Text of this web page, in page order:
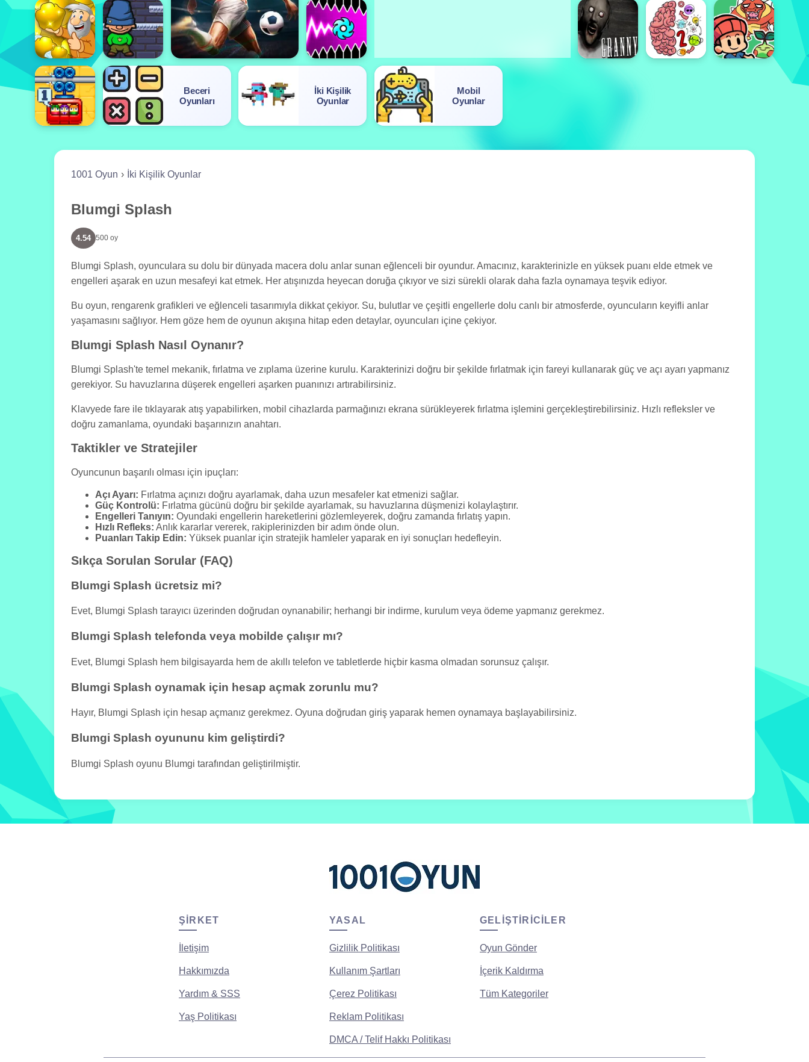
Beceri
Oyunları
İki Kişilik
Oyunlar
Mobil
Oyunlar
1001 Oyun İki Kişilik Oyunlar
Blumgi Splash
4.54 500 oy
Blumgi Splash, oyunculara su dolu bir dünyada macera dolu anlar sunan eğlenceli bir oyundur. Amacınız, karakterinizle en yüksek puanı elde etmek ve
engelleri aşarak en uzun mesafeyi kat etmek. Her atışınızda heyecan doruğa çıkıyor ve sizi sürekli olarak daha fazla oynamaya teşvik ediyor.
Bu oyun, rengarenk grafikleri ve eğlenceli tasarımıyla dikkat çekiyor. Su, bulutlar ve çeşitli engellerle dolu canlı bir atmosferde, oyuncuların keyifli anlar
yaşamasını sağlıyor. Hem göze hem de oyunun akışına hitap eden detaylar, oyuncuları içine çekiyor.
Blumgi Splash Nasıl Oynanır?
Blumgi Splash'te temel mekanik, fırlatma ve zıplama üzerine kurulu. Karakterinizi doğru bir şekilde fırlatmak için fareyi kullanarak güç ve açı ayarı yapmanız
gerekiyor. Su havuzlarına düşerek engelleri aşarken puanınızı artırabilirsiniz.
Klavyede fare ile tıklayarak atış yapabilirken, mobil cihazlarda parmağınızı ekrana sürükleyerek fırlatma işlemini gerçekleştirebilirsiniz. Hızlı refleksler ve
doğru zamanlama, oyundaki başarınızın anahtarı.
Taktikler ve Stratejiler
Oyuncunun başarılı olması için ipuçları:
Açı Ayarı: Fırlatma açınızı doğru ayarlamak, daha uzun mesafeler kat etmenizi sağlar.
Güç Kontrolü: Fırlatma gücünü doğru bir şekilde ayarlamak, su havuzlarına düşmenizi kolaylaştırır.
Engelleri Tanıyın: Oyundaki engellerin hareketlerini gözlemleyerek, doğru zamanda fırlatış yapın.
Hızlı Refleks: Anlık kararlar vererek, rakiplerinizden bir adım önde olun.
Puanları Takip Edin: Yüksek puanlar için stratejik hamleler yaparak en iyi sonuçları hedefleyin.
Sıkça Sorulan Sorular (FAQ)
Blumgi Splash ücretsiz mi?
Evet, Blumgi Splash tarayıcı üzerinden doğrudan oynanabilir; herhangi bir indirme, kurulum veya ödeme yapmanız gerekmez.
Blumgi Splash telefonda veya mobilde çalışır mı?
Evet, Blumgi Splash hem bilgisayarda hem de akıllı telefon ve tabletlerde hiçbir kasma olmadan sorunsuz çalışır.
Blumgi Splash oynamak için hesap açmak zorunlu mu?
Hayır, Blumgi Splash için hesap açmanız gerekmez. Oyuna doğrudan giriş yaparak hemen oynamaya başlayabilirsiniz.
Blumgi Splash oyununu kim geliştirdi?
Blumgi Splash oyunu Blumgi tarafından geliştirilmiştir.
ŞIRKET
İletişim
Hakkımızda
Yardım & SSS
Yaş Politikası
YASAL
Gizlilik Politikası
Kullanım Şartları
Çerez Politikası
Reklam Politikası
DMCA / Telif Hakkı Politikası
GELIŞTIRICILER
Oyun Gönder
İçerik Kaldırma
Tüm Kategoriler